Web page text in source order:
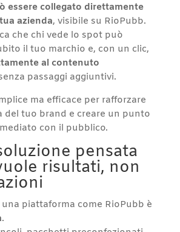
essere collegato direttamente
azienda, visibile su RioPubb.
che chi vede lo spot può
il tuo marchio e, con un clic,
al contenuto
passaggi aggiuntivi.
ma efficace per rafforzare
del tuo brand e creare un punto
con il pubblico.
pensata
risultati, non
piattaforma come RioPubb è
.